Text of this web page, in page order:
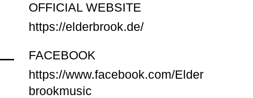
OFFICIAL WEBSITE
https://elderbrook.de/
FACEBOOK
https://www.facebook.com/Elder
brookmusic